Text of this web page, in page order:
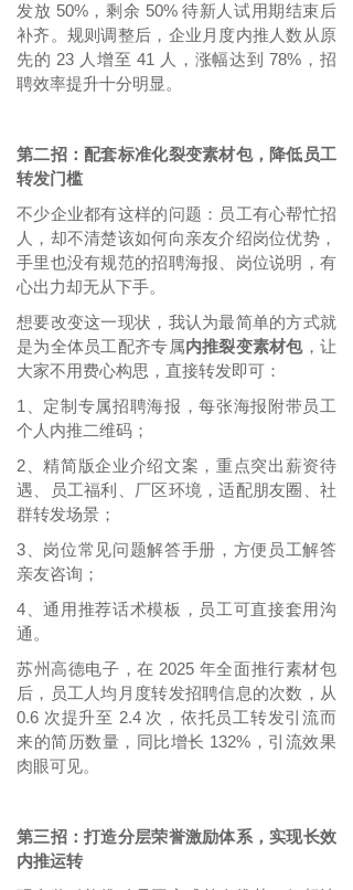
发放 50%，剩余 50% 待新人试用期结束后
补齐。规则调整后，企业月度内推人数从原
先的 23 人增至 41 人，涨幅达到 78%，招
聘效率提升十分明显。
第二招：配套标准化裂变素材包，降低员工
转发门槛
不少企业都有这样的问题：员工有心帮忙招
人，却不清楚该如何向亲友介绍岗位优势，
手里也没有规范的招聘海报、岗位说明，有
心出力却无从下手。
想要改变这一现状，我认为最简单的方式就
是为全体员工配齐专属内推裂变素材包，让
大家不用费心构思，直接转发即可：
1
定制专属招聘海报，每张海报附带员工
个人内推二维码；
2 、精简版企业介绍文案，重点突出薪资待
遇、员工福利、厂区环境，适配朋友圈、社
群转发场景；
3
岗位常见问题解答手册，方便员工解答
亲友咨询；
4 、通用推荐话术模板，员工可直接套用沟
通。
苏州高德电子，在 2025 年全面推行素材包
后，员工人均月度转发招聘信息的次数，从
0.6 次提升至 2.4 次，依托员工转发引流而
来的简历数量，同比增长 132%，引流效果
肉眼可见。
第三招：打造分层荣誉激励体系，实现长效
内推运转